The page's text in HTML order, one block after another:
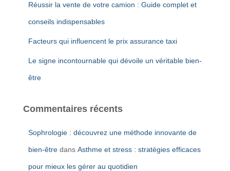
Réussir la vente de votre camion : Guide complet et
conseils indispensables
Facteurs qui influencent le prix assurance taxi
Le signe incontournable qui dévoile un véritable bien-
être
Commentaires récents
Sophrologie : découvrez une méthode innovante de
bien-être dans Asthme et stress : stratégies efficaces
pour mieux les gérer au quotidien